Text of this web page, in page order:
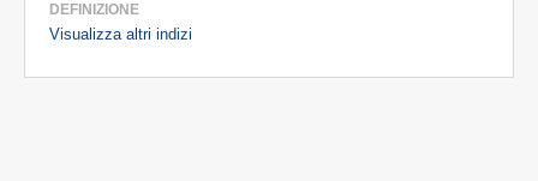
DEFINIZIONE
Visualizza altri indizi